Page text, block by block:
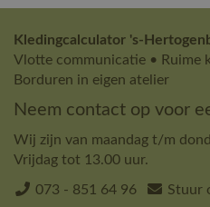
Kledingcalculator 's-
Vlotte communicatie • Ruime
Borduren in eigen atelier
Neem contact op voor
Wij zijn van maandag t/m
Vrijdag tot 13.00 uur.
073 - 851 64 96 Stuur